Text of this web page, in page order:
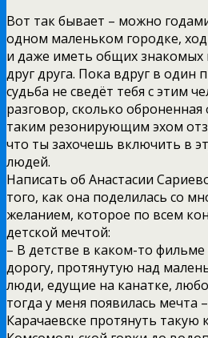
Вот так бывает – можно
одном маленьком городке,
и даже иметь общих знакомых
друг друга. Пока вдруг в один
судьба не сведёт тебя с этим
разговор, сколько
таким резонирующим эхом
что ты захочешь включить в
людей.
Написать об Анастасии
того, как она поделилась со
желанием, которое по всем
детской мечтой:
– В детстве в каком-то
дорогу, протянутую над
люди, едущие на канатке,
тогда у меня появилась мечта
Карачаевске протянуть такую